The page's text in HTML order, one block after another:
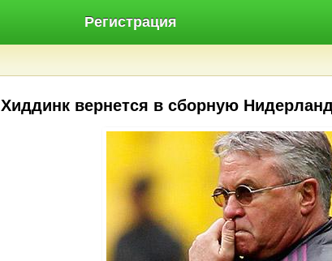
Регистрация
Хиддинк вернется в сборную